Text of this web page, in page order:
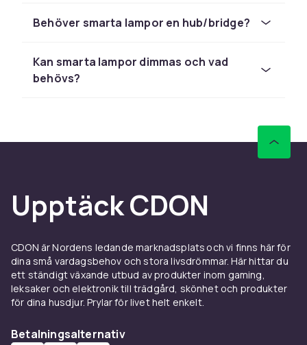
lampor till lägre pris.
(kallvitt för vakenhet, varmvitt för avslappning)
och dimmas mjukt. Morgonrutiner med gradvis
sockelformaten. Välj mellom White (bara
varmvitt/kallvitt), White Ambiance (justerbara
vitt). Kontrollera om lampan kräver en
bridge/hub eller fungerar direkt med Wi-Fi.
GU10-spotlights passar inbyggda spotlights.
Köp smarta lampor online hos CDON.
Köptips för Smarta lampor
Behöver smarta lampor en hub/bridge?
Kan smarta lampor dimmas och vad
behövs?
Upptäck CDON
CDON är Nordens ledande marknadsplats och vi finns här för
dina små vardagsbehov och stora livsdrömmar. Här hittar du
ett ständigt växande utbud av produkter inom gaming,
leksaker och elektronik till trädgård, skönhet och produkter
för dina husdjur. Prylar för livet helt enkelt.
Betalningsalternativ